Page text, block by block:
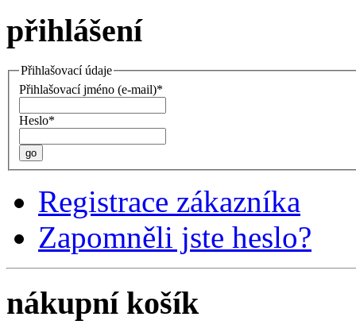
přihlášení
Přihlašovací údaje
Přihlašovací jméno (e-mail)*
Heslo*
go
Registrace zákazníka
Zapomněli jste heslo?
nákupní košík